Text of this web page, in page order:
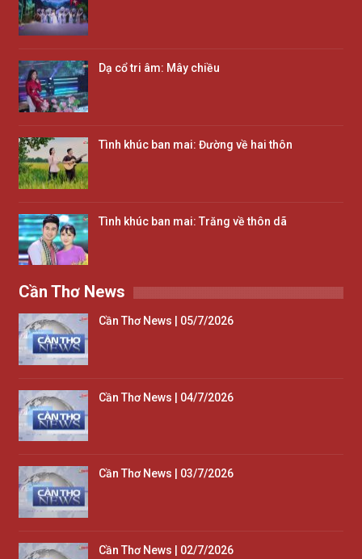
Dạ cổ tri âm: Mây chiều
Tình khúc ban mai: Đường về hai thôn
Tình khúc ban mai: Trăng về thôn dã
Cần Thơ News
Cần Thơ News | 05/7/2026
Cần Thơ News | 04/7/2026
Cần Thơ News | 03/7/2026
Cần Thơ News | 02/7/2026